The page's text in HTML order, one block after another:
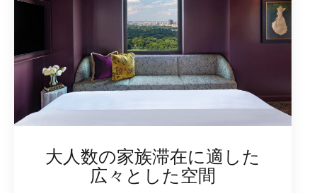
大人数の家族滞在に適した
広々とした空間